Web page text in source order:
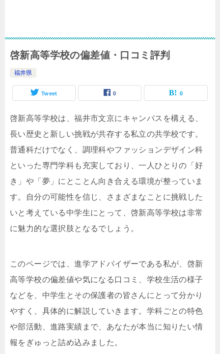
啓新高等学校の偏差値・口コミ評判
福井県
Tweet 0 0
啓新高等学校は、福井市文京にキャンパスを構える、
長い歴史と新しい挑戦が共存する私立の共学校です。
普通科だけでなく、調理科やファッションデザイン科
といった専門学科も充実しており、一人ひとりの「好
き」や「夢」にとことん向き合える環境が整っていま
す。自分の可能性を信じ、さまざまなことに挑戦した
いと考えている中学生にとって、啓新高等学校は非常
に魅力的な選択肢となるでしょう。
このページでは、進学アドバイザーである私が、啓新
高等学校の偏差値や気になる口コミ、学校生活の様子
などを、中学生とその保護者の皆さんにとって分かり
やすく、具体的に解説していきます。学科ごとの特色
や部活動、進路実績まで、あなたが本当に知りたい情
報をぎゅっと詰め込みました。